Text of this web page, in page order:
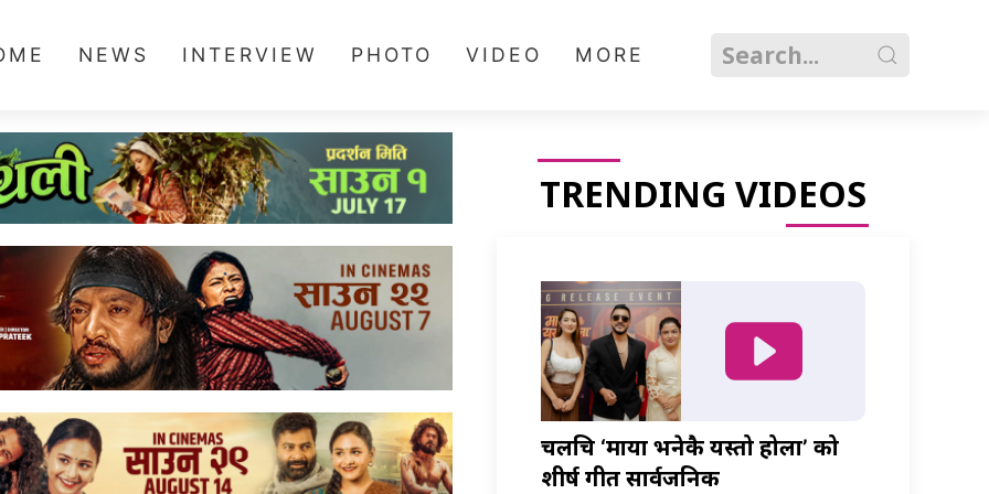
NEWS INTERVIEW PHOTO VIDEO MORE
TRENDING VIDEOS
चलचित्र ‘माया भनेकै यस्तो होला’ को
शीर्ष गीत सार्वजनिक